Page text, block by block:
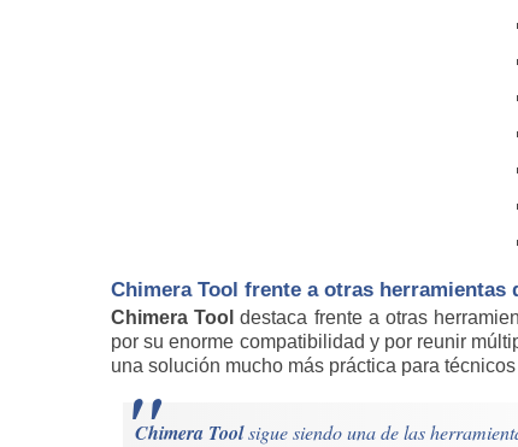
Chimera Tool frente a otras herramientas
Chimera Tool destaca frente a otras
por su enorme compatibilidad y por reunir
una solución mucho más práctica para
Chimera Toolsigue siendo una de las